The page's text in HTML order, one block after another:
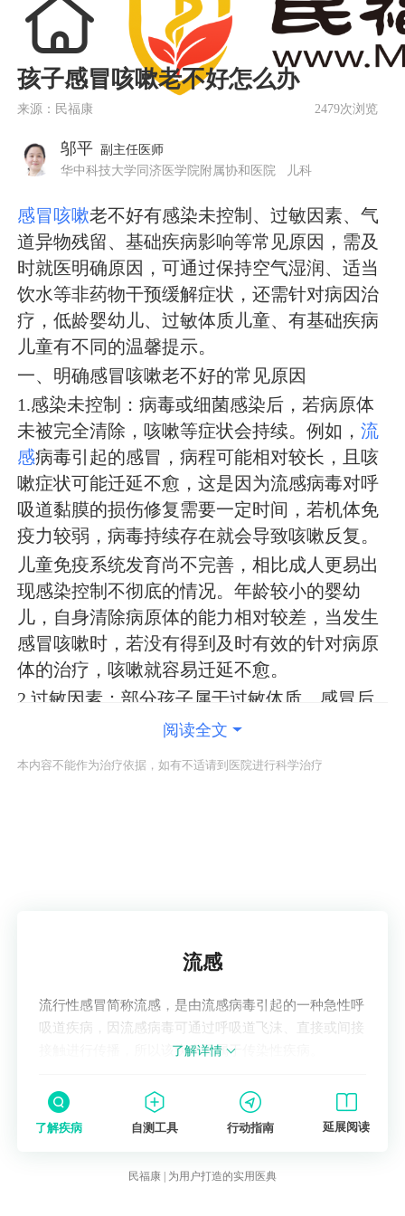
孩子感冒咳嗽老不好怎么办
来源：民福康 2479次浏览
邬平 副主任医师
华中科技大学同济医学院附属协和医院
儿科
感冒咳嗽老不好有感染未控制、过敏因素、气
道异物残留、基础疾病影响等常见原因，需及
时就医明确原因，可通过保持空气湿润、适当
饮水等非药物干预缓解症状，还需针对病因治
疗，低龄婴幼儿、过敏体质儿童、有基础疾病
儿童有不同的温馨提示。
一、明确感冒咳嗽老不好的常见原因
1.感染未控制：病毒或细菌感染后，若病原体
未被完全清除，咳嗽等症状会持续。例如， 流
感病毒引起的感冒，病程可能相对较长，且咳
嗽症状可能迁延不愈，这是因为流感病毒对呼
吸道黏膜的损伤修复需要一定时间，若机体免
疫力较弱，病毒持续存在就会导致咳嗽反复。
儿童免疫系统发育尚不完善，相比成人更易出
现感染控制不彻底的情况。年龄较小的婴幼
儿，自身清除病原体的能力相对较差，当发生
感冒咳嗽时，若没有得到及时有效的针对病原
体的治疗，咳嗽就容易迁延不愈。
2.过敏因素：部分孩子属于过敏体质，感冒后
可能诱发气道高反应性，从而导致咳嗽持续。
其他症状已缓解，但气道因过敏处于敏感状
如牛奶、鸡蛋等，而年长儿可能对吸入性过敏
3.气道异物残留：如果孩子在感冒前有过误吸
异物的情况，感冒后呼吸道黏膜的炎症反应可
例如，孩子误将小玩具零件吸入气道，感冒时
呼吸道黏膜肿胀等炎症表现可能使异物残留的
低龄儿童尤其是1-3岁的幼儿，好奇心强，喜欢
阅读全文
本内容不能作为治疗依据，如有不适请到医院进行科学治疗
流感
流行性感冒简称流感，是由流感病毒引起的一种急性呼
吸道疾病，因流感病毒可通过呼吸道飞沫、直接或间接
接触进行传播，所以该疾病又属于传染性疾病。
了解详情
了解疾病 自测工具 行动指南 延展阅读
民福康 | 为用户打造的实用医典